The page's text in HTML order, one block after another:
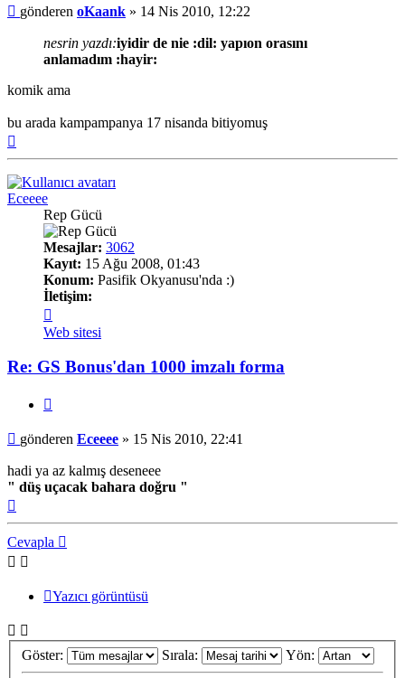
Mesaj
gönderen oKaank » 14 Nis 2010, 12:22
nesrin yazdı:iyidir de nie :dil: yapıon orasını
anlamadım :hayir:
komik ama
bu arada kampampanya 17 nisanda bitiyomuş
Eceeee
Rep Gücü
Mesajlar: 3062
Kayıt: 15 Ağu 2008, 01:43
Konum: Pasifik Okyanusu'nda :)
İletişim:
Eceeee
Web sitesi
Re: GS Bonus'dan 1000 imzalı forma
Mesaj
gönderen Eceeee » 15 Nis 2010, 22:41
hadi ya az kalmış deseneee
" düş uçacak bahara doğru "
Cevapla
Yazıcı görüntüsü
Göster: Sırala: Yön: